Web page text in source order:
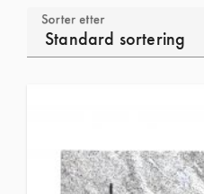
Sorter etter